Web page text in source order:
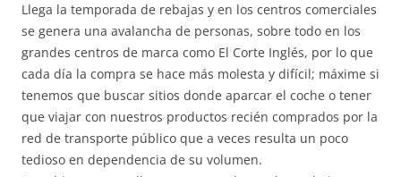
Llega la temporada de rebajas y en los centros comerciales
se genera una avalancha de personas, sobre todo en los
grandes centros de marca como El Corte Inglés, por lo que
cada día la compra se hace más molesta y difícil; máxime si
tenemos que buscar sitios donde aparcar el coche o tener
que viajar con nuestros productos recién comprados por la
red de transporte público que a veces resulta un poco
tedioso en dependencia de su volumen.